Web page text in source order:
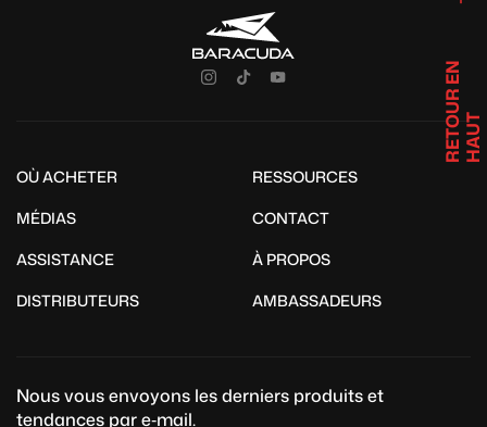
OÙ ACHETER
RESSOURCES
MÉDIAS
CONTACT
ASSISTANCE
À PROPOS
DISTRIBUTEURS
AMBASSADEURS
Nous vous envoyons les derniers produits et
tendances par e‑mail.
R
E
TO
U
R
E
N
H
A
UT